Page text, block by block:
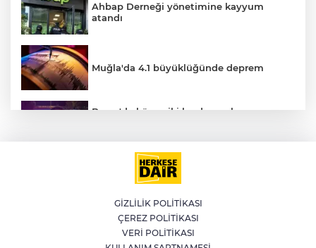
Ahbap Derneği yönetimine kayyum
atandı
Muğla'da 4.1 büyüklüğünde deprem
Bursa'da küsen iki kardeş, onları
Kütahya'da kendisinden haber
alınamayan kadın çöp evde bulundu
YILDIRIM’DA ÇOCUKLAR HEM
ÖĞRENİYOR HEM EĞLENİYOR
GİZLİLİK POLİTİKASI
ÇEREZ POLİTİKASI
VERİ POLİTİKASI